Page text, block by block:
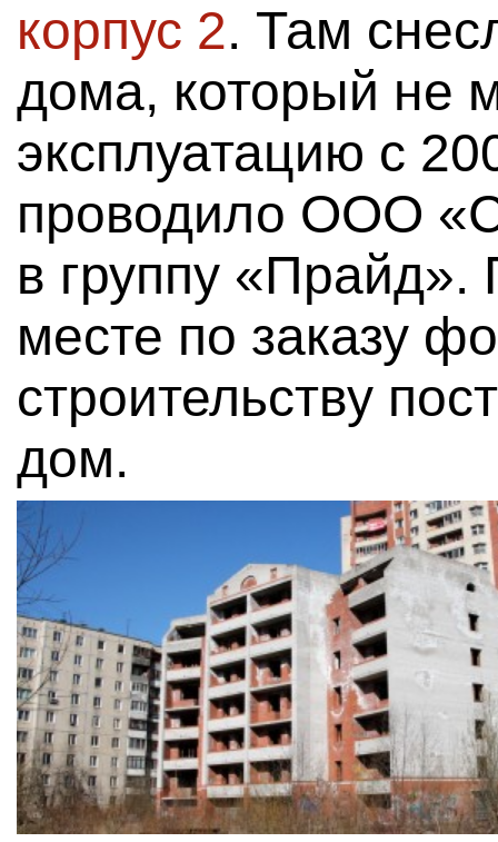
корпус 2. Там
дома, который не
эксплуатацию с
проводило ООО
в группу «Прайд».
месте по заказу
строительству
дом.